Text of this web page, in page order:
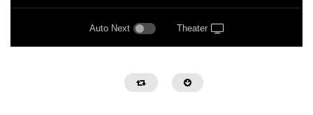
Auto Next Theater